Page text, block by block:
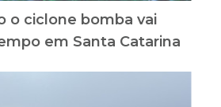
o ciclone bomba vai
em Santa Catarina